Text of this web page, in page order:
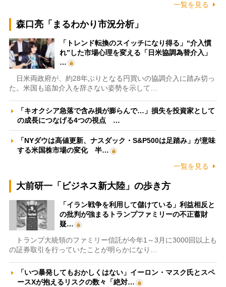
一覧を見る
森口亮「まるわかり市況分析」
「トレンド転換のスイッチになり得る」“介入慣
れ”した市場心理を変える「日米協調為替介入」
…
日米両政府が、約28年ぶりとなる円買いの協調介入に踏み切っ
た。米国も追加介入を辞さない姿勢を示して…
「キオクシア急落で含み損が膨らんで…」損失を投資家として
の成長につなげる4つの視点 …
「NYダウは高値更新、ナスダック・S&P500は足踏み」が意味
する米国株市場の変化 半…
一覧を見る
大前研一「ビジネス新大陸」の歩き方
「イラン戦争を利用して儲けている」利益相反と
の批判が強まるトランプファミリーの不正蓄財
疑…
トランプ大統領のファミリー信託が今年1～3月に3000回以上も
の証券取引を行っていたことが明らかになり…
「いつ暴発してもおかしくはない」イーロン・マスク氏とスペ
ースXが抱えるリスクの数々「絶対…